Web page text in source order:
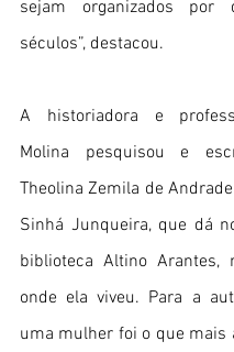
sejam organizados por
séculos”, destacou.
A historiadora e
Molina pesquisou e
Theolina Zemila de
Sinhá Junqueira, que dá
biblioteca Altino Arantes,
onde ela viveu. Para a
uma mulher foi o que mais